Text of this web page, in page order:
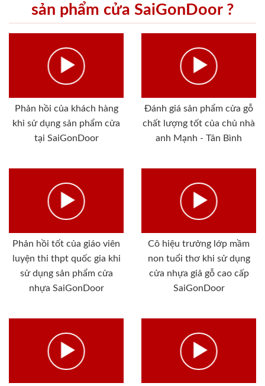
sản phẩm cửa SaiGonDoor ?
Phản hồi của khách hàng
khi sử dụng sản phẩm cửa
tại SaiGonDoor
Đánh giá sản phẩm cửa gỗ
chất lượng tốt của chủ nhà
anh Mạnh - Tân Bình
Phản hồi tốt của giáo viên
luyện thi thpt quốc gia khi
sử dụng sản phẩm cửa
nhựa SaiGonDoor
Cô hiệu trưởng lớp mầm
non tuổi thơ khi sử dụng
cửa nhựa giả gỗ cao cấp
SaiGonDoor